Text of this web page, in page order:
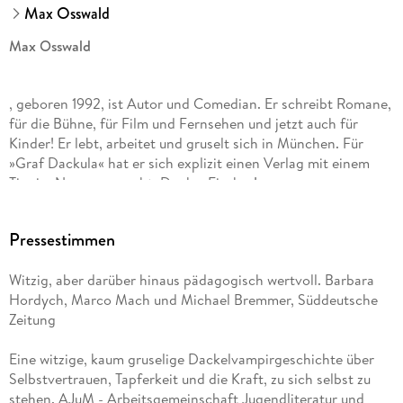
Max Osswald
Max Osswald
, geboren 1992, ist Autor und Comedian. Er schreibt Romane,
für die Bühne, für Film und Fernsehen und jetzt auch für
Kinder! Er lebt, arbeitet und gruselt sich in München. Für
»Graf Dackula« hat er sich explizit einen Verlag mit einem
Tier im Namen gesucht. Danke, Fischer!
Merle Goll
, 1975 an der Kieler Förde geboren, ging nach dem Abitur als
Au-pair nach England, studierte Grafik Design in Bristol und
zweifache Mutter mit ihrer Familie und den Katzen Mina und
Mei in Twickenham und illustriert für deutschsprachige wie
auch englischsprachige Verlage.
Pressestimmen
Witzig, aber darüber hinaus pädagogisch wertvoll. Barbara
Hordych, Marco Mach und Michael Bremmer, Süddeutsche
Zeitung
Eine witzige, kaum gruselige Dackelvampirgeschichte über
Selbstvertrauen, Tapferkeit und die Kraft, zu sich selbst zu
stehen. AJuM - Arbeitsgemeinschaft Jugendliteratur und